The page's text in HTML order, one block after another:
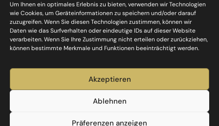
Um Ihnen ein optimales Erlebnis zu bieten, verwenden wir Technologien
wie Cookies, um Geräteinformationen zu speichern und/oder darauf
zuzugreifen. Wenn Sie diesen Technologien zustimmen, können wir
Daten wie das Surfverhalten oder eindeutige IDs auf dieser Website
verarbeiten. Wenn Sie Ihre Zustimmung nicht erteilen oder zurückziehen,
können bestimmte Merkmale und Funktionen beeinträchtigt werden.
Akzeptieren
Ablehnen
Präferenzen anzeigen
Kontakt
Policies
Datenschutz Impressum
Investieren, Entwickeln, Bauen und Betreiben – mit